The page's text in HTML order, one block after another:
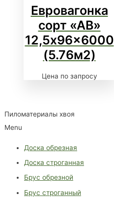
Пиломатериалы хвоя
Menu
Доска обрезная
Доска строганная
Брус обрезной
Брус строганный
Евровагонка
сорт «АВ»
12,5x96x6000
(5.76м2)
Цена по запросу